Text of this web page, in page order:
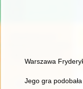
Warszawa
Jego gra